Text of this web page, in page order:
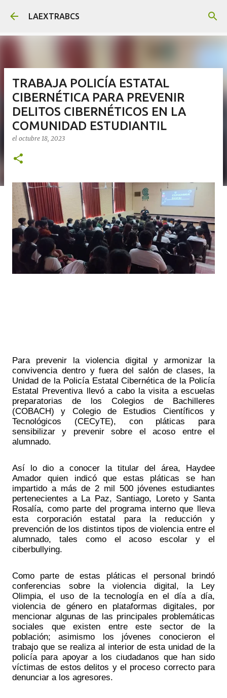
Ir al contenido principal
LAEXTRABCS
TRABAJA POLICÍA ESTATAL
CIBERNÉTICA PARA PREVENIR
DELITOS CIBERNÉTICOS EN LA
COMUNIDAD ESTUDIANTIL
el octubre 18, 2023
Para prevenir la violencia digital y armonizar la
convivencia dentro y fuera del salón de clases, la
Unidad de la Policía Estatal Cibernética de la Policía
Estatal Preventiva llevó a cabo la visita a escuelas
preparatorias de los Colegios de Bachilleres
(COBACH) y Colegio de Estudios Científicos y
Tecnológicos (CECyTE), con pláticas para
sensibilizar y prevenir sobre el acoso entre el
alumnado.
Así lo dio a conocer la titular del área, Haydee
Amador quien indicó que estas pláticas se han
impartido a más de 2 mil 500 jóvenes estudiantes
pertenecientes a La Paz, Santiago, Loreto y Santa
Rosalía, como parte del programa interno que lleva
esta corporación estatal para la reducción y
prevención de los distintos tipos de violencia entre el
alumnado, tales como el acoso escolar y el
ciberbullying.
Como parte de estas pláticas el personal brindó
conferencias sobre la violencia digital, la Ley
Olimpia, el uso de la tecnología en el día a día,
violencia de género en plataformas digitales, por
mencionar algunas de las principales problemáticas
sociales que existen entre este sector de la
población; asimismo los jóvenes conocieron el
trabajo que se realiza al interior de esta unidad de la
policía para apoyar a los ciudadanos que han sido
víctimas de estos delitos y el proceso correcto para
denunciar a los agresores.